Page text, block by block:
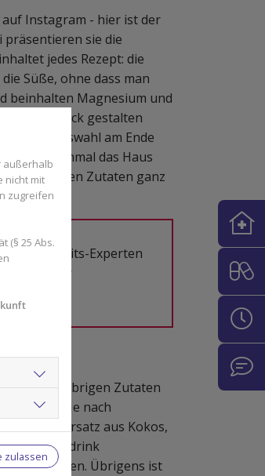
Instagram - hier ist der
präsentieren sie die
jedes Rezept: die
Süße, ohne dass man
beinhalten Magnesium und
Geschmack gestalten
ist die Auswahl am Ende
nicht einmal das Haus
passenden Zutaten ganz
Gesundheits-Experten
Sie zur
mit den übrigen Zutaten
Je nach
den Milchersatz aus Kokos,
Pflanzendrink
Übrigens ist
außerhalb
nicht mit
zugreifen
(§ 25 Abs.
zulassen